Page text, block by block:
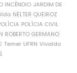
INCÊNDIO JARDIM DE
NÉLTER QUEIROZ
POLÍCIA CIVIL
ROBERTO GERMANO
Temer UFRN Vivaldo